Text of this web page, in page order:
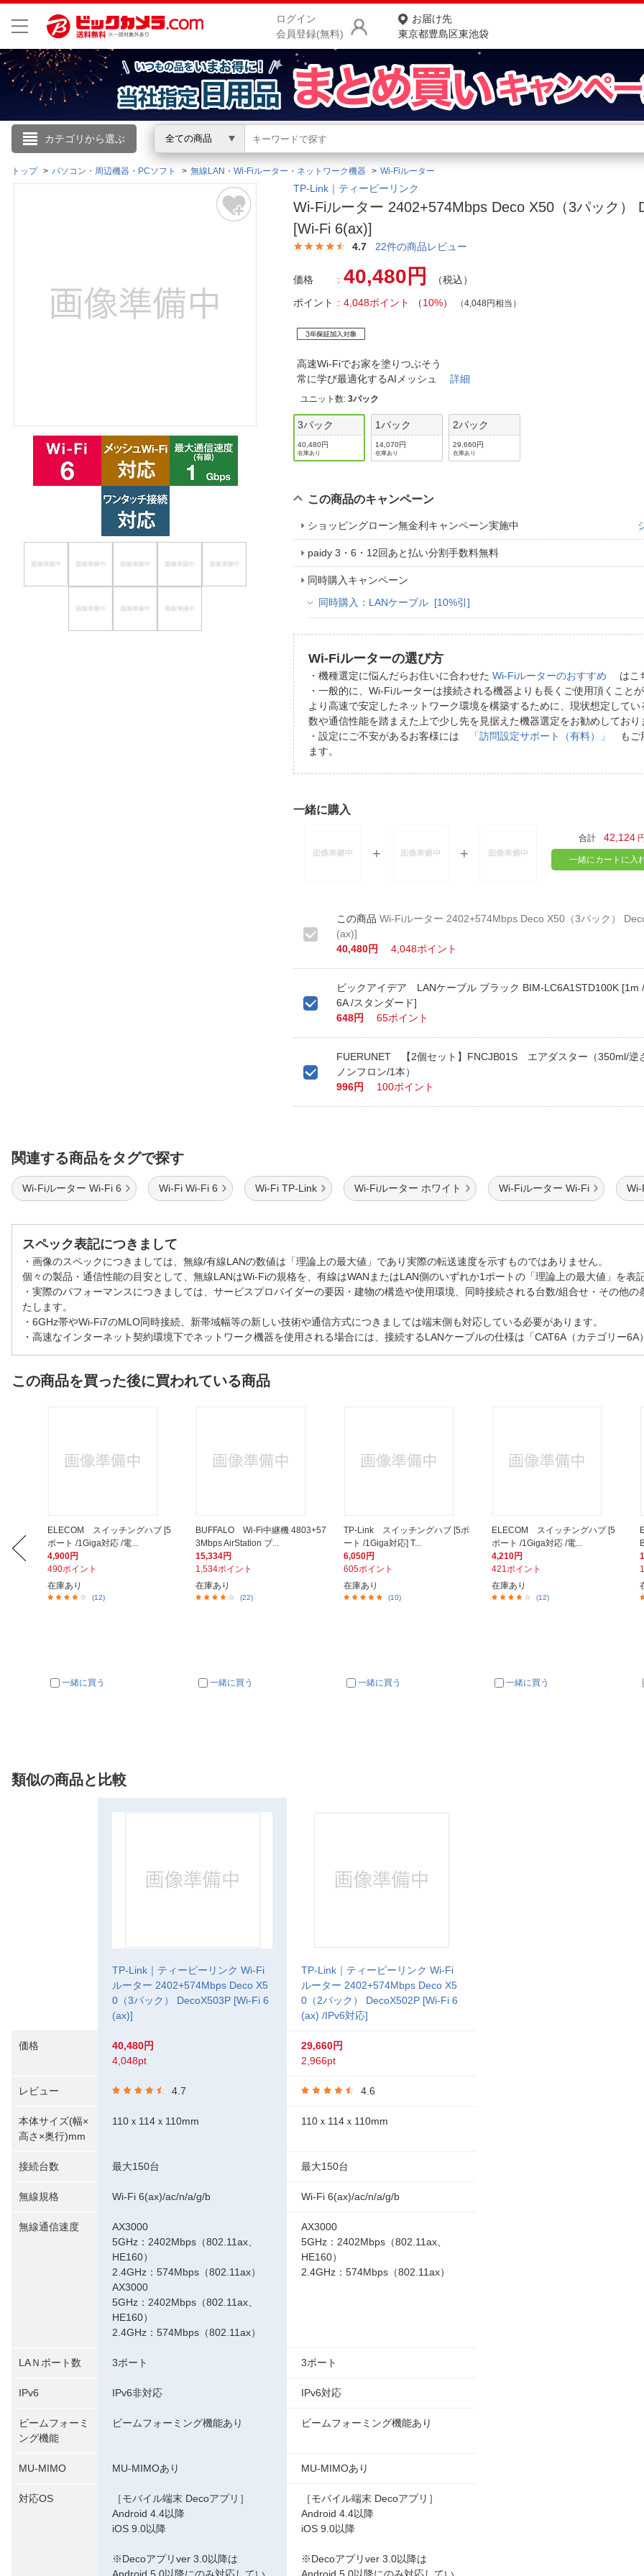
ログイン
会員登録(無料)
お届け先
東京都豊島区東池袋
カテゴリから選ぶ 全ての商品
こんにちは
ログイン
閲覧履歴
商品をさがす
ランキングからさがす
カテゴリ一覧からさがす
お客様サポート
ご利用ガイド
ご利用規約
トップ パソコン・周辺機器・PCソフト 無線LAN・Wi-Fiルーター・ネットワーク機器 Wi-Fiルーター
TP-Link｜ティーピーリンク
Wi-Fiルーター 2402+574Mbps Deco X50（3パック）
[Wi-Fi 6(ax)]
4.7 22件の商品レビュー
価格 40,480円
（税込）
ポイント
4,048ポイント （10%） （4,048円相当）
高速Wi-Fiでお家を塗りつぶそう
常に学び最適化するAIメッシュ詳細
ユニット数:3パック
3パック
40,480円
在庫あり
1パック
14,070円
在庫あり
2パック
29,660円
在庫あり
この商品のキャンペーン
ショッピングローン無金利キャンペーン実施中
paidy 3・6・12回あと払い分割手数料無料
同時購入キャンペーン
同時購入：LANケーブル [10%引]
Wi-Fiルーターの選び方
・機種選定に悩んだらお住いに合わせた Wi-Fiルーターのおすすめ
はこ
・一般的に、Wi-Fiルーターは接続される機器よりも長くご使用頂くことが
より高速で安定したネットワーク環境を構築するために、現状想定してい
数や通信性能を踏まえた上で少し先を見据えた機器選定をお勧めしており
・設定にご不安があるお客様には
「訪問設定サポート（有料）」
もご
ます。
一緒に購入
合計 42,124 円
一緒にカートに入
Wi-Fiルーター 2402+574Mbps Deco X50（3パック）
(ax)]
40,480円
4,048ポイント
ビックアイデア LANケーブル ブラック BIM-LC6A1STD100K [1m
6A /スタンダード]
648円
65ポイント
FUERUNET 【2個セット】FNCJB01S エアダスター（350ml/逆
ノンフロン/1本）
996円
100ポイント
関連する商品をタグで探す
Wi-Fiルーター Wi-Fi 6 Wi-Fi Wi-Fi 6 Wi-Fi TP-Link Wi-Fiルーター ホワイト Wi-Fiルーター Wi-Fi Wi-
スペック表記につきまして
・画像のスペックにつきましては、無線/有線LANの数値は「理論上の最大値」であり実際の転送速度を示すものではありません。
個々の製品・通信性能の目安として、無線LANはWi-Fiの規格を、有線はWANまたはLAN側のいずれか1ポートの「理論上の最大値」を表
・実際のパフォーマンスにつきましては、サービスプロバイダーの要因・建物の構造や使用環境、同時接続される台数/組合せ・その他
たします。
・6GHz帯やWi-Fi7のMLO同時接続、新帯域幅等の新しい技術や通信方式につきましては端末側も対応している必要があります。
・高速なインターネット契約環境下でネットワーク機器を使用される場合には、接続するLANケーブルの仕様は「CAT6A（カテゴリー6A
この商品を買った後に買われている商品
ELECOM スイッチングハブ [5
ポート /1Giga対応 /電...
4,900円
490ポイント
在庫あり
(12)
一緒に買う
BUFFALO Wi-Fi中継機 4803+57
3Mbps AirStation ブ...
15,334円
1,534ポイント
在庫あり
(22)
一緒に買う
TP-Link スイッチングハブ [5ポ
ート /1Giga対応] T...
6,050円
605ポイント
在庫あり
(10)
一緒に買う
ELECOM スイッチングハブ [5
ポート /1Giga対応 /電...
4,210円
421ポイント
在庫あり
(12)
一緒に買う
類似の商品と比較
価格
レビュー
本体サイズ(幅×
高さ×奥行)mm
接続台数
無線規格
無線通信速度
LAＮポート数
IPv6
ビームフォーミ
ング機能
MU-MIMO
対応OS
TP-Link｜ティーピーリンク Wi-Fi
ルーター 2402+574Mbps Deco X5
0（3パック） DecoX503P [Wi-Fi 6
(ax)]
40,480円
4,048pt
4.7
110ｘ114ｘ110mm
最大150台
Wi-Fi 6(ax)/ac/n/a/g/b
AX3000
5GHz：2402Mbps（802.11ax、
HE160）
2.4GHz：574Mbps（802.11ax）
AX3000
5GHz：2402Mbps（802.11ax、
HE160）
2.4GHz：574Mbps（802.11ax）
3ポート
IPv6非対応
ビームフォーミング機能あり
MU-MIMOあり
［モバイル端末 Decoアプリ］
Android 4.4以降
iOS 9.0以降
※Decoアプリver 3.0以降は
TP-Link｜ティーピーリンク Wi-Fi
ルーター 2402+574Mbps Deco X5
0（2パック） DecoX502P [Wi-Fi 6
(ax) /IPv6対応]
29,660円
2,966pt
4.6
110ｘ114ｘ110mm
最大150台
Wi-Fi 6(ax)/ac/n/a/g/b
AX3000
5GHz：2402Mbps（802.11ax、
HE160）
2.4GHz：574Mbps（802.11ax）
3ポート
IPv6対応
ビームフォーミング機能あり
MU-MIMOあり
［モバイル端末 Decoアプリ］
Android 4.4以降
iOS 9.0以降
※Decoアプリver 3.0以降は